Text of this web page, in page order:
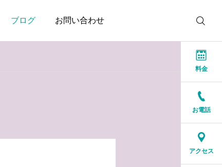
ブログ お問い合わせ
結婚相談所に来る人は、
料金
お電話
アクセス